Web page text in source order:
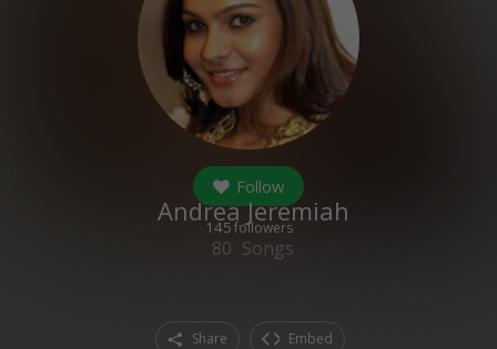
Follow
145followers
Andrea Jeremiah
80 Songs
Share Embed